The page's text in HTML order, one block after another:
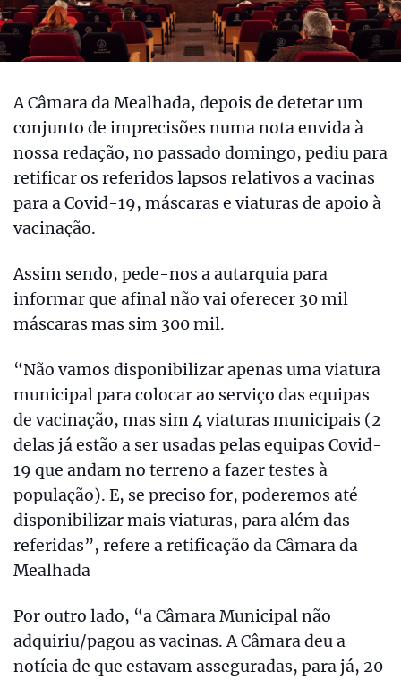
A Câmara da Mealhada, depois de detetar um
conjunto de imprecisões numa nota envida à
nossa redação, no passado domingo, pediu para
retificar os referidos lapsos relativos a vacinas
para a Covid-19, máscaras e viaturas de apoio à
vacinação.
Assim sendo, pede-nos a autarquia para
informar que afinal não vai oferecer 30 mil
máscaras mas sim 300 mil.
“Não vamos disponibilizar apenas uma viatura
municipal para colocar ao serviço das equipas
de vacinação, mas sim 4 viaturas municipais (2
delas já estão a ser usadas pelas equipas Covid-
19 que andam no terreno a fazer testes à
população). E, se preciso for, poderemos até
disponibilizar mais viaturas, para além das
referidas”, refere a retificação da Câmara da
Mealhada
Por outro lado, “a Câmara Municipal não
adquiriu/pagou as vacinas. A Câmara deu a
notícia de que estavam asseguradas, para já, 20